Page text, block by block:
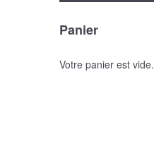
Panier
Votre panier est vide.